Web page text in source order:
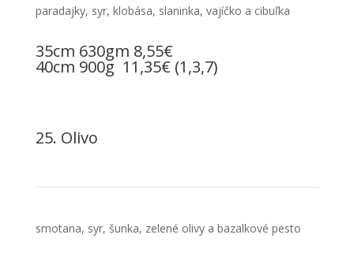
paradajky, syr, klobása, slaninka, vajíčko a cibuľka
35cm 630gm 8,55€
40cm 900g 11,35€ (1,3,7)
25. Olivo
smotana, syr, šunka, zelené olivy a bazalkové pesto